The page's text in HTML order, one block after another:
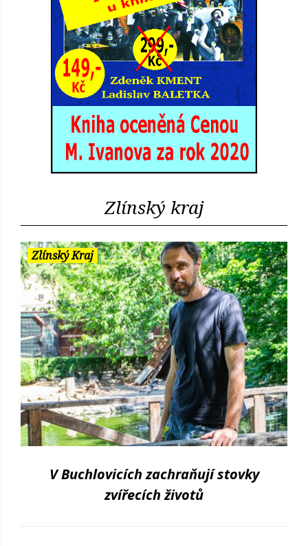
Zlínský kraj
Zlínský Kraj
V Buchlovicích zachraňují stovky
zvířecích životů